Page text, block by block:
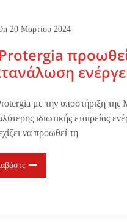
20 Μαρτίου 2024
με την υποστήριξη
ιδιωτικής εταιρείας
να προωθεί τη